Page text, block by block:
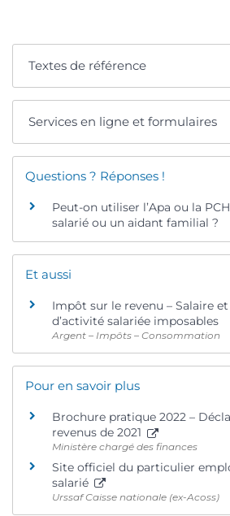
Textes de référence
Services en ligne et formulaires
Questions ? Réponses !
Peut-on utiliser l’Apa ou la
salarié ou un aidant familial ?
Et aussi
Impôt sur le revenu – Salaire
d’activité salariée imposables
Argent – Impôts – Consommation
Pour en savoir plus
Brochure pratique 2022 –
revenus de 2021
Ministère chargé des finances
Site officiel du particulier
salarié
Urssaf Caisse nationale (ex-Acoss)